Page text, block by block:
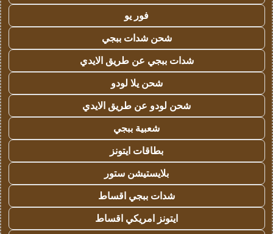
فور يو
شحن شدات ببجي
شدات ببجي عن طريق الايدي
شحن يلا لودو
شحن لودو عن طريق الايدي
شعبية ببجي
بطاقات ايتونز
بلايستيشن ستور
شدات ببجي اقساط
ايتونز امريكي اقساط